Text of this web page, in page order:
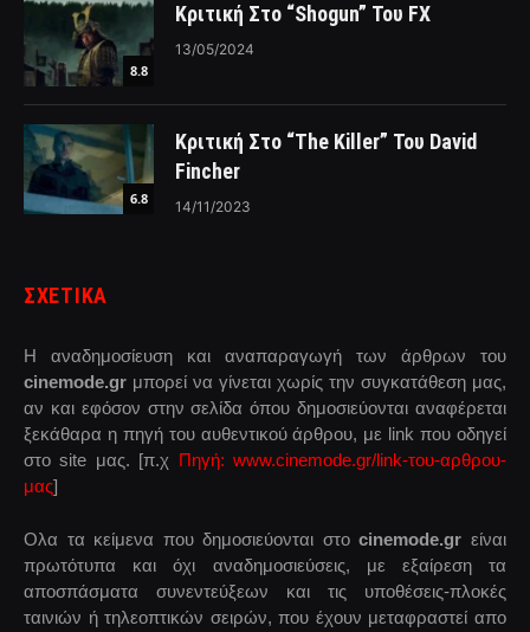
8.8
Κριτική Στο “Shogun” Του FX
13/05/2024
6.8
Κριτική Στο “The Killer” Του David
Fincher
14/11/2023
ΣΧΕΤΙΚΑ
Η αναδημοσίευση και αναπαραγωγή των άρθρων του
cinemode.gr μπορεί να γίνεται χωρίς την συγκατάθεση μας,
αν και εφόσον στην σελίδα όπου δημοσιεύονται αναφέρεται
ξεκάθαρα η πηγή του αυθεντικού άρθρου, με link που οδηγεί
στο site μας. [π.χ Πηγή: www.cinemode.gr/link-του-αρθρου-
μας]
Ολα τα κείμενα που δημοσιεύονται στοcinemode.gr είναι
πρωτότυπα και όχι αναδημοσιεύσεις, με εξαίρεση τα
αποσπάσματα συνεντεύξεων και τις υποθέσεις-πλοκές
ταινιών ή τηλεοπτικών σειρών, που έχουν μεταφραστεί απο